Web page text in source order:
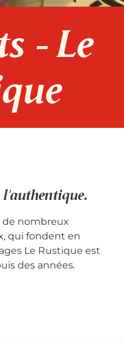
- Le
l'authentique.
de nombreux
qui fondent en
Le Rustique est
des années.